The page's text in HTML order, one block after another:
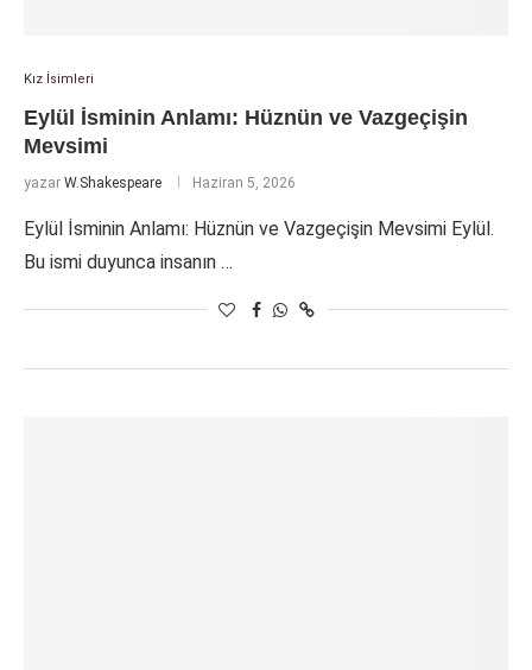
Kız İsimleri
Eylül İsminin Anlamı: Hüznün ve Vazgeçişin
Mevsimi
yazar W.Shakespeare Haziran 5, 2026
Eylül İsminin Anlamı: Hüznün ve Vazgeçişin Mevsimi Eylül.
Bu ismi duyunca insanın …